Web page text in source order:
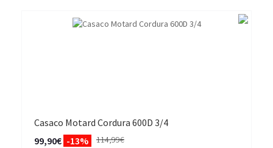
Casaco Motard Cordura 600D 3/4
99,90€ -13% 114,99€